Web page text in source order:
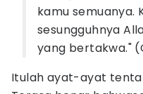
kamu semuanya.
sesungguhnya
yang bertakwa."
Itulah ayat-ayat